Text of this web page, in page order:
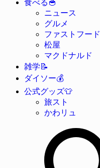
食べる
ニュース
グルメ
ファストフード
松屋
マクドナルド
雑学📝
ダイソー💰
公式グッズ👕
旅スト
かわリュ